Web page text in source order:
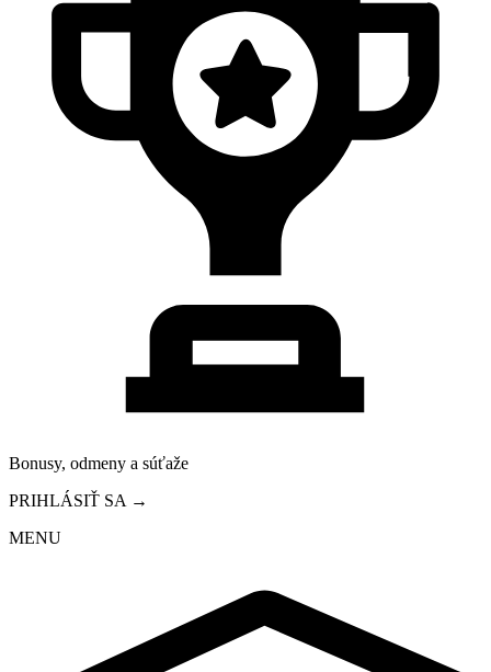
Bonusy, odmeny a súťaže
PRIHLÁSIŤ SA →
MENU